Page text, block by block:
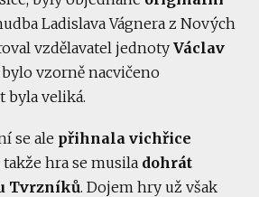
Ladislava Vágnera z Nových
vzdělavatel jednotyVáclav
vzorně nacvičeno
byla veliká.
se ale přihnala vichřice
takže hra se musila dohrát
Tvrzníků. Dojem hry už však